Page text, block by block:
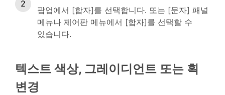
팝업에서 [합자]를 선택합니다. 또는 [문자] 패널
메뉴나 제어판 메뉴에서 [합자]를 선택할 수
있습니다.
텍스트 색상, 그레이디언트 또는 획
변경